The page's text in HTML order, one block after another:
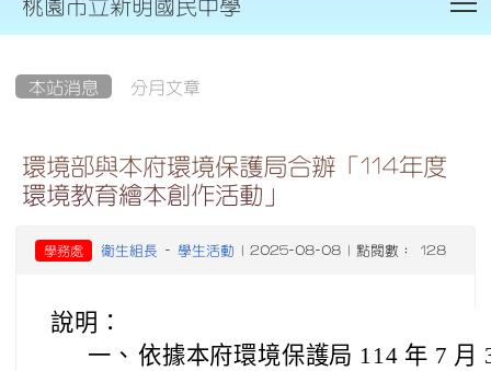
桃園市立新明國民中學
本站消息 分月文章
環境部與本府環境保護局合辦「114年度
環境教育繪本創作活動」
學務處 衛生組長 - 學生活動 | 2025-08-08 | 點閱數： 128
說明：
一、 依據本府環境保護局 114 年 7 月